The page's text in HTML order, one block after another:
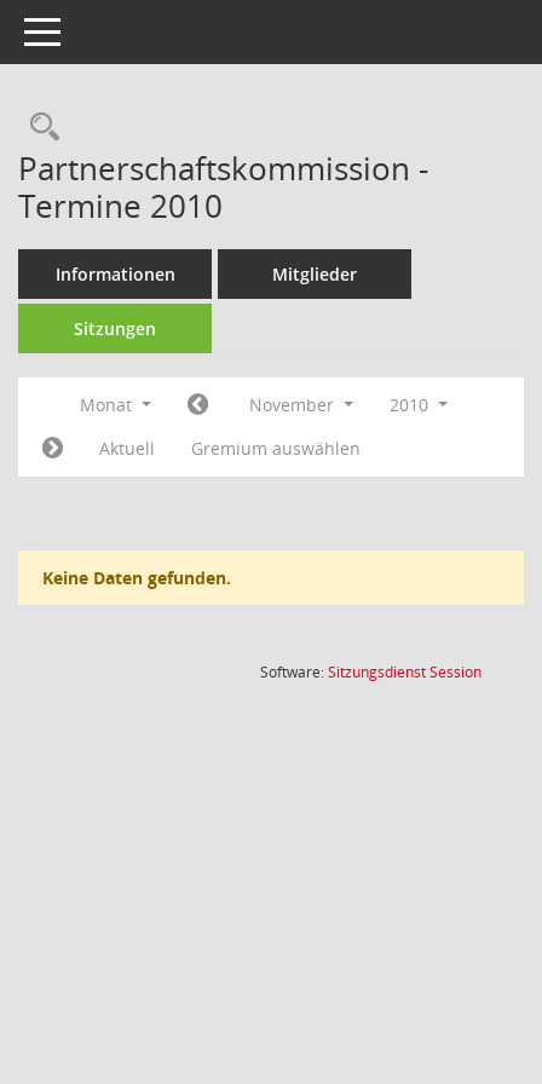
Toggle navigation
Rechercheauswahl
Partnerschaftskommission -
Termine 2010
Informationen Mitglieder
Sitzungen
Monat November
2010
Aktuell
Gremium auswählen
Keine Daten gefunden.
Software:SitzungsdienstSession(Wird in